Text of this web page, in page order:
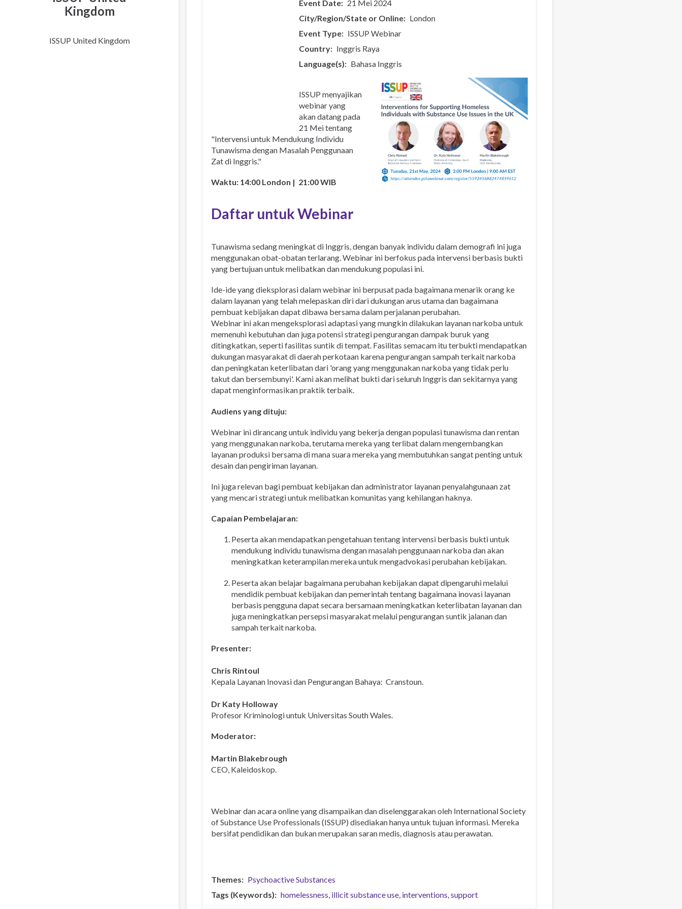
Kingdom
ISSUP United Kingdom
Event Date
21 Mei 2024
City/Region/State or Online
London
Event Type
ISSUP Webinar
Country
Inggris Raya
Language(s)
Bahasa Inggris
ISSUP menyajikan
webinar yang
akan datang pada
21 Mei tentang
"Intervensi untuk Mendukung Individu
Tunawisma dengan Masalah Penggunaan
Zat di Inggris."
Waktu: 14:00 London | 21:00 WIB
Daftar untuk Webinar
Tunawisma sedang meningkat di Inggris, dengan banyak individu dalam demografi ini juga
menggunakan obat-obatan terlarang. Webinar ini berfokus pada intervensi berbasis bukti
yang bertujuan untuk melibatkan dan mendukung populasi ini.
Ide-ide yang dieksplorasi dalam webinar ini berpusat pada bagaimana menarik orang ke
dalam layanan yang telah melepaskan diri dari dukungan arus utama dan bagaimana
pembuat kebijakan dapat dibawa bersama dalam perjalanan perubahan.
Webinar ini akan mengeksplorasi adaptasi yang mungkin dilakukan layanan narkoba untuk
memenuhi kebutuhan dan juga potensi strategi pengurangan dampak buruk yang
ditingkatkan, seperti fasilitas suntik di tempat. Fasilitas semacam itu terbukti mendapatkan
dukungan masyarakat di daerah perkotaan karena pengurangan sampah terkait narkoba
dan peningkatan keterlibatan dari 'orang yang menggunakan narkoba yang tidak perlu
takut dan bersembunyi'. Kami akan melihat bukti dari seluruh Inggris dan sekitarnya yang
dapat menginformasikan praktik terbaik.
Audiens yang dituju:
Webinar ini dirancang untuk individu yang bekerja dengan populasi tunawisma dan rentan
yang menggunakan narkoba, terutama mereka yang terlibat dalam mengembangkan
layanan produksi bersama di mana suara mereka yang membutuhkan sangat penting untuk
desain dan pengiriman layanan.
Ini juga relevan bagi pembuat kebijakan dan administrator layanan penyalahgunaan zat
yang mencari strategi untuk melibatkan komunitas yang kehilangan haknya.
Capaian Pembelajaran:
Peserta akan mendapatkan pengetahuan tentang intervensi berbasis bukti untuk
mendukung individu tunawisma dengan masalah penggunaan narkoba dan akan
meningkatkan keterampilan mereka untuk mengadvokasi perubahan kebijakan.
Peserta akan belajar bagaimana perubahan kebijakan dapat dipengaruhi melalui
mendidik pembuat kebijakan dan pemerintah tentang bagaimana inovasi layanan
berbasis pengguna dapat secara bersamaan meningkatkan keterlibatan layanan dan
juga meningkatkan persepsi masyarakat melalui pengurangan suntik jalanan dan
sampah terkait narkoba.
Presenter:
Chris Rintoul
Kepala Layanan Inovasi dan Pengurangan Bahaya: Cranstoun.
Dr Katy Holloway
Profesor Kriminologi untuk Universitas South Wales.
Moderator:
Martin Blakebrough
CEO, Kaleidoskop.
Webinar dan acara online yang disampaikan dan diselenggarakan oleh International Society
of Substance Use Professionals (ISSUP) disediakan hanya untuk tujuan informasi. Mereka
bersifat pendidikan dan bukan merupakan saran medis, diagnosis atau perawatan.
Themes
Psychoactive Substances
Tags (Keywords)
homelessness illicit substance use interventions support